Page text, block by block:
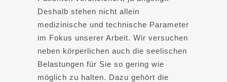
Deshalb stehen nicht allein
medizinische und technische Parameter
im Fokus unserer Arbeit. Wir versuchen
neben körperlichen auch die seelischen
Belastungen für Sie so gering wie
möglich zu halten. Dazu gehört die